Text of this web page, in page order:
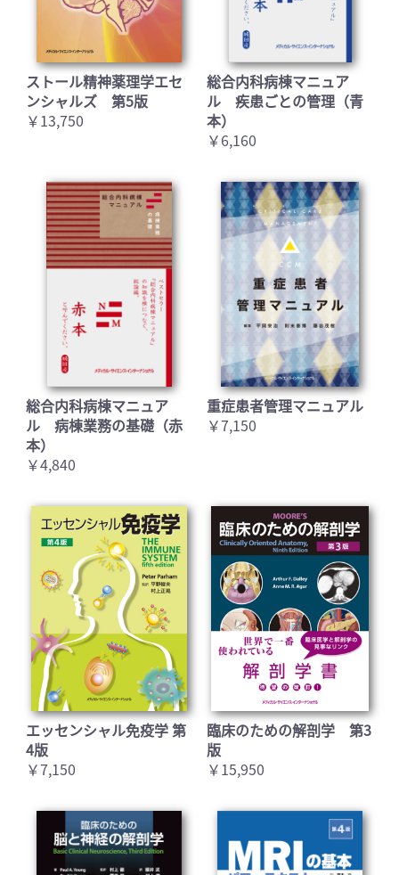
お買い物を続ける カートへ進む
ストール精神薬理学エセ
ンシャルズ 第5版
￥13,750
総合内科病棟マニュア
ル 疾患ごとの管理（青
本）
￥6,160
総合内科病棟マニュア
ル 病棟業務の基礎（赤
本）
￥4,840
重症患者管理マニュアル
￥7,150
エッセンシャル免疫学 第
4版
￥7,150
臨床のための解剖学 第3
版
￥15,950